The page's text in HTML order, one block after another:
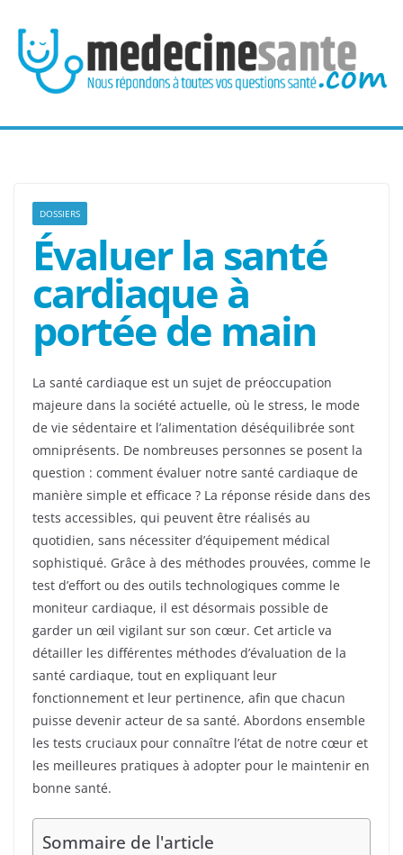
contenu
DOSSIERS
Évaluer la santé
cardiaque à
portée de main
La santé cardiaque est un sujet de préoccupation
majeure dans la société actuelle, où le stress, le mode
de vie sédentaire et l’alimentation déséquilibrée sont
omniprésents. De nombreuses personnes se posent la
question : comment évaluer notre santé cardiaque de
manière simple et efficace ? La réponse réside dans des
tests accessibles, qui peuvent être réalisés au
quotidien, sans nécessiter d’équipement médical
sophistiqué. Grâce à des méthodes prouvées, comme le
test d’effort ou des outils technologiques comme le
moniteur cardiaque, il est désormais possible de
garder un œil vigilant sur son cœur. Cet article va
détailler les différentes méthodes d’évaluation de la
santé cardiaque, tout en expliquant leur
fonctionnement et leur pertinence, afin que chacun
puisse devenir acteur de sa santé. Abordons ensemble
les tests cruciaux pour connaître l’état de notre cœur et
les meilleures pratiques à adopter pour le maintenir en
bonne santé.
Sommaire de l'article